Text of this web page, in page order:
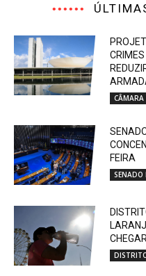
FEIRA
SENADO